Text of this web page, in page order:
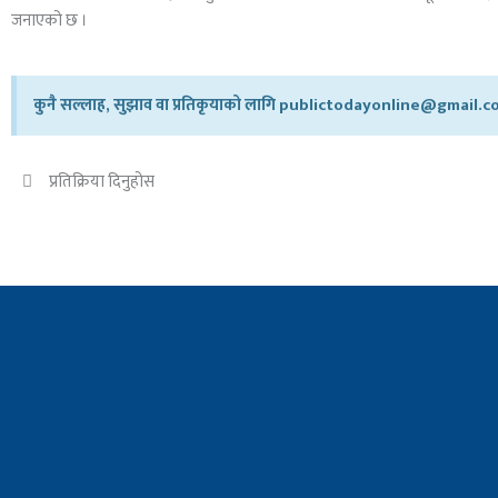
जनाएको छ ।
कुनै सल्लाह, सुझाव वा प्रतिकृयाको लागि
प्रतिक्रिया दिनुहोस​